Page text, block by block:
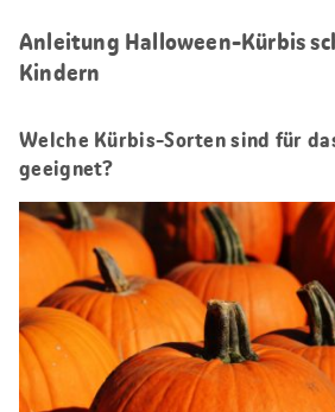
Anleitung Halloween-Kürbis
Kindern
Welche Kürbis-Sorten sind für
geeignet?